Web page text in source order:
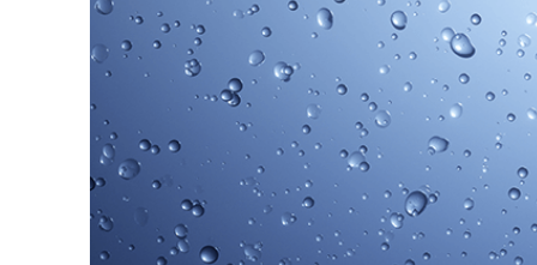
शादी
बेस्ट
मोबाइल